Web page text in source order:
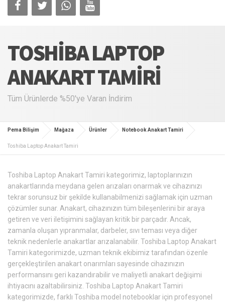
TOSHIBA LAPTOP
ANAKART TAMIRI
Tüm Ürünlerde %50'ye Varan İndirim
Pema Bilişim Mağaza Ürünler Notebook Anakart Tamiri
Toshiba Laptop Anakart Tamiri
Toshiba Laptop Anakart Tamiri kategorimiz, laptoplarınızın
anakartlarında meydana gelen arızaları onarmak ve cihazınızı
tekrar sorunsuz bir şekilde kullanabilmenizi sağlamak için uzman
çözümler sunar. Anakart, cihazınızın tüm bileşenlerini bir araya
getiren ve veri iletişimini sağlayan kritik bir parçadır. Ancak,
zamanla oluşan yıpranmalar, darbeler, sıvı teması veya diğer
teknik nedenlerle anakartlar arızalanabilir. Toshiba Laptop Anakart
Tamiri kategorimizde, uzman teknik ekibimiz tarafından özenle
gerçekleştirilen anakart onarımları sayesinde cihazınızın
performansını geri kazandırabilir ve maliyetli anakart değişimi
ihtiyacını azaltabilirsiniz. Toshiba Laptop Anakart Tamiri
kategorimizde, farklı Toshiba model notebooklar için profesyonel